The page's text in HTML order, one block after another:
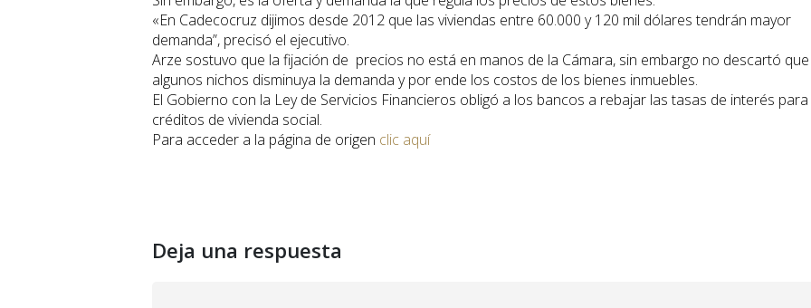
«En Cadecocruz dijimos desde 2012 que las viviendas entre 60.000 y 120 mil dólares tendrán mayor
demanda”, precisó el ejecutivo.
Arze sostuvo que la fijación de precios no está en manos de la Cámara, sin embargo no descartó
algunos nichos disminuya la demanda y por ende los costos de los bienes inmuebles.
El Gobierno con la Ley de Servicios Financieros obligó a los bancos a rebajar las tasas de interés para
créditos de vivienda social.
Para acceder a la página de origen clic aquí
Deja una respuesta